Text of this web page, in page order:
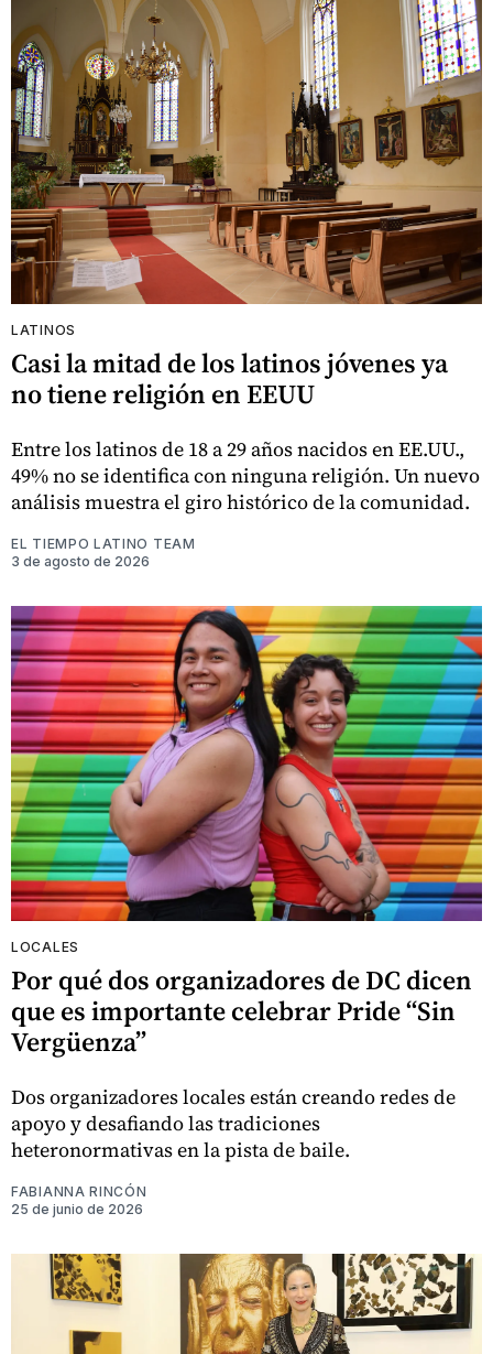
LATINOS
Casi la mitad de los latinos jóvenes ya
no tiene religión en EEUU
Entre los latinos de 18 a 29 años nacidos en EE.UU.,
49% no se identifica con ninguna religión. Un nuevo
análisis muestra el giro histórico de la comunidad.
EL TIEMPO LATINO TEAM
3 de agosto de 2026
LOCALES
Por qué dos organizadores de DC dicen
que es importante celebrar Pride “Sin
Vergüenza”
Dos organizadores locales están creando redes de
apoyo y desafiando las tradiciones
heteronormativas en la pista de baile.
FABIANNA RINCÓN
25 de junio de 2026